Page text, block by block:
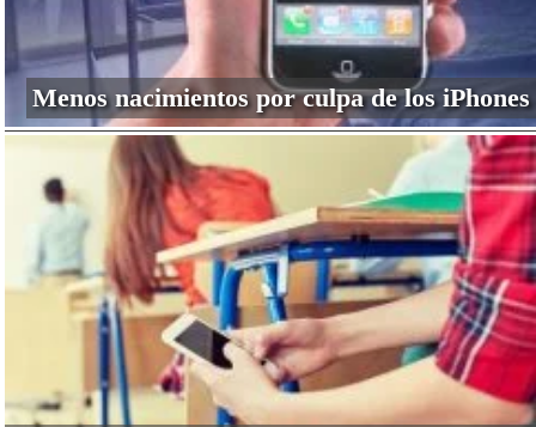
Menos nacimientos por culpa de los iPhones